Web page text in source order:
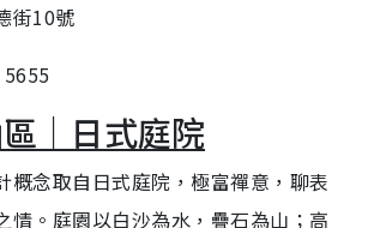
街10號
｜日式庭院
概念取自日式庭院，極富禪意，聊表
情。庭園以白沙為水，疊石為山；高